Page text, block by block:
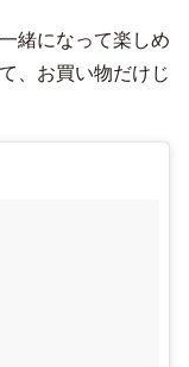
緒になって楽しめ
、お買い物だけじ